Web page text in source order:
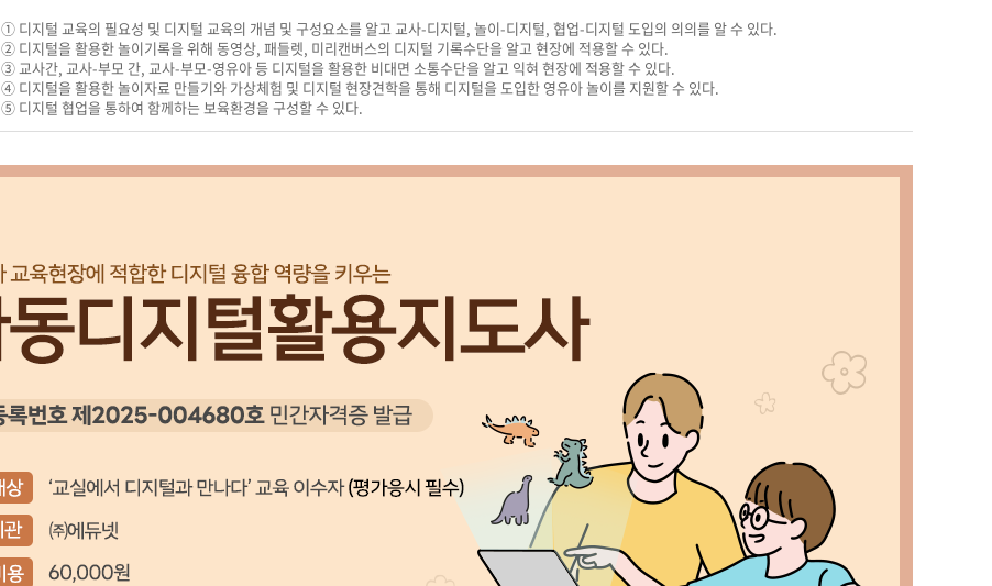
① 디지털 교육의 필요성 및 디지털 교육의 개념 및 구성요소를 알고 교사-디지털, 놀이-디지털, 협업-디지털 도입의 의의를 알 수 있다.
② 디지털을 활용한 놀이기록을 위해 동영상, 패들렛, 미리캔버스의 디지털 기록수단을 알고 현장에 적용할 수 있다.
③ 교사간, 교사-부모 간, 교사-부모-영유아 등 디지털을 활용한 비대면 소통수단을 알고 익혀 현장에 적용할 수 있다.
④ 디지털을 활용한 놀이자료 만들기와 가상체험 및 디지털 현장견학을 통해 디지털을 도입한 영유아 놀이를 지원할 수 있다.
⑤ 디지털 협업을 통하여 함께하는 보육환경을 구성할 수 있다.